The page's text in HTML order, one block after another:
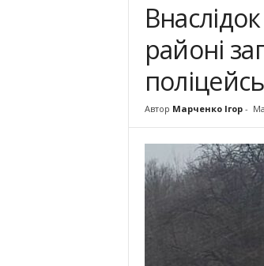
районі
Автор Марченко Ігор-